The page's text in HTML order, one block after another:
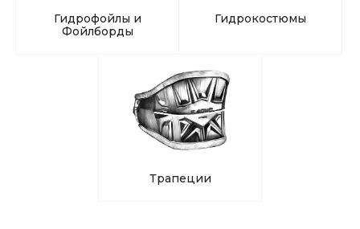
Гидрофойлы и
Фойлборды
Гидрокостюмы
Трапеции